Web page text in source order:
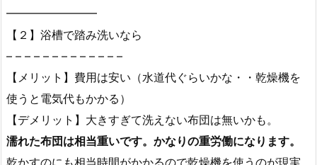
━━━━━━━━
【２】浴槽で踏み洗いなら
– – – – – – – – – – – – –
【メリット】費用は安い（水道代ぐらいかな・・乾燥機を
使うと電気代もかかる）
【デメリット】大きすぎて洗えない布団は無いかも。
濡れた布団は相当重いです。かなりの重労働になります。
乾かすのにも相当時間がかかるので乾燥機を使うのが現実